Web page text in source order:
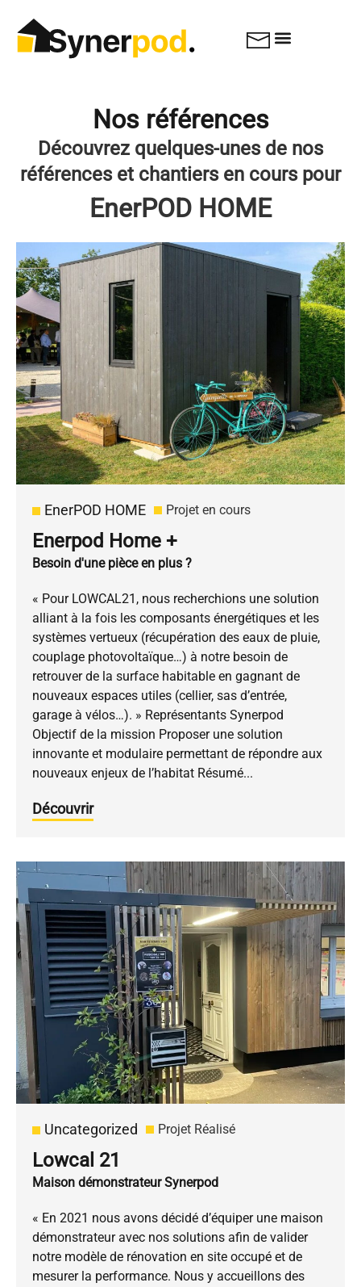
Nos références
Découvrez quelques-unes de nos
références et chantiers en cours pour
EnerPOD HOME
EnerPOD HOME Projet en cours
Enerpod Home +
Besoin d'une pièce en plus ?
« Pour LOWCAL21, nous recherchions une solution
alliant à la fois les composants énergétiques et les
systèmes vertueux (récupération des eaux de pluie,
couplage photovoltaïque…) à notre besoin de
retrouver de la surface habitable en gagnant de
nouveaux espaces utiles (cellier, sas d’entrée,
garage à vélos…). » Représentants Synerpod
Objectif de la mission Proposer une solution
innovante et modulaire permettant de répondre aux
nouveaux enjeux de l’habitat Résumé...
Découvrir
Uncategorized Projet Réalisé
Lowcal 21
Maison démonstrateur Synerpod
« En 2021 nous avons décidé d’équiper une maison
démonstrateur avec nos solutions afin de valider
notre modèle de rénovation en site occupé et de
mesurer la performance. Nous y accueillons des